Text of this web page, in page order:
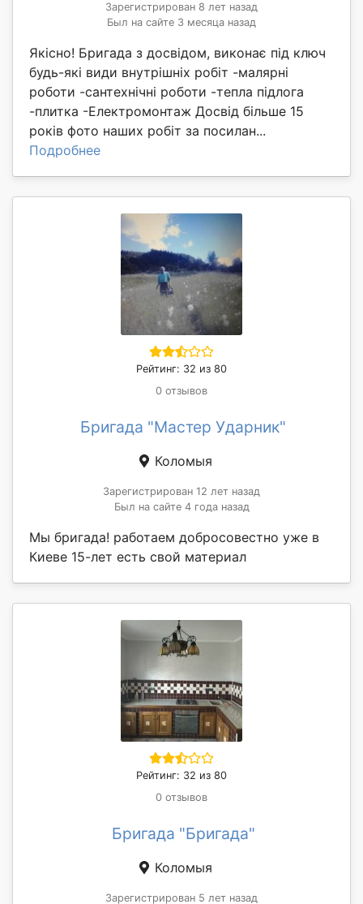
Зарегистрирован 8 лет назад
Был на сайте 3 месяца назад
Якісно! Бригада з досвідом, виконає під ключ
будь-які види внутрішніх робіт -малярні
роботи -сантехнічні роботи -тепла підлога
-плитка -Електромонтаж Досвід більше 15
років фото наших робіт за посилан...
Подробнее
Рейтинг: 32 из 80
0 отзывов
Бригада "Мастер Ударник"
Коломыя
Зарегистрирован 12 лет назад
Был на сайте 4 года назад
Мы бригада! работаем добросовестно уже в
Киеве 15-лет есть свой материал
Рейтинг: 32 из 80
0 отзывов
Бригада "Бригада"
Коломыя
Зарегистрирован 5 лет назад